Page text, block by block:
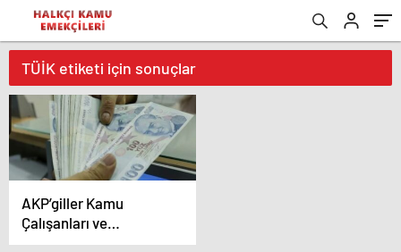
TÜİK etiketi için sonuçlar
AKP’giller Kamu
Çalışanları ve
Emeklilerimizi Açlığa,